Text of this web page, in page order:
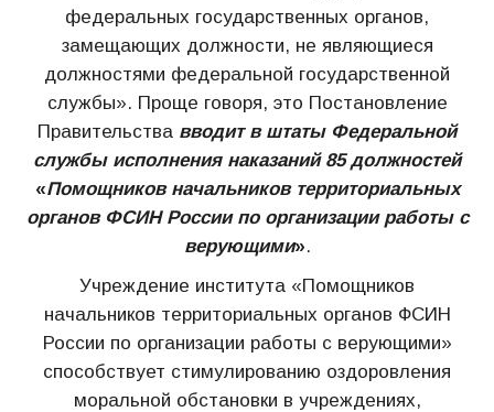
федеральных государственных органов,
замещающих должности, не являющиеся
должностями федеральной государственной
службы». Проще говоря, это Постановление
Правительства вводит в штаты Федеральной
службы исполнения наказаний 85 должностей
«Помощников начальников территориальных
органов ФСИН России по организации работы с
верующими».
Учреждение института «Помощников
начальников территориальных органов ФСИН
России по организации работы с верующими»
способствует стимулированию оздоровления
моральной обстановки в учреждениях,